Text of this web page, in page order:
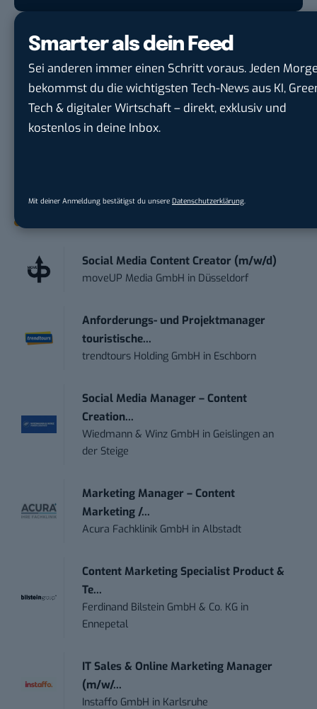
Smarter als dein Feed
Sei anderen immer einen Schritt voraus. Jeden
bekommst du die wichtigsten Tech-News aus KI,
Tech & digitaler Wirtschaft – direkt, exklusiv und
kostenlos in deine Inbox.
Mit deiner Anmeldung bestätigst du unsere Datenschutzerklärung
Du möchtest nicht abgehängt werden, wenn es um
KI, Green Tech und die Tech-Themen von Morgen
geht? Über 12.000 smarte Leser bekommen jeden
Tag UPDATE, unser Tech-Briefing mit den
Social Media Content Creator (m/w/d)
moveUP Media GmbH in Düsseldorf
Anforderungs- und Projektmanager
touristische...
trendtours Holding GmbH in Eschborn
Social Media Manager – Content
Creation...
Wiedmann & Winz GmbH in Geislingen an
der Steige
Marketing Manager – Content
Marketing /...
Acura Fachklinik GmbH inAlbstadt
Content Marketing Specialist Product &
Te...
Ferdinand Bilstein GmbH & Co. KG in
Ennepetal
IT Sales & Online Marketing Manager
(m/w/...
Instaffo GmbH in Karlsruhe